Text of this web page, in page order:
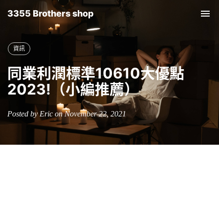
3355 Brothers shop
資訊
同業利潤標準10610大優點
2023!（小編推薦）
Posted by Eric on November 22, 2021